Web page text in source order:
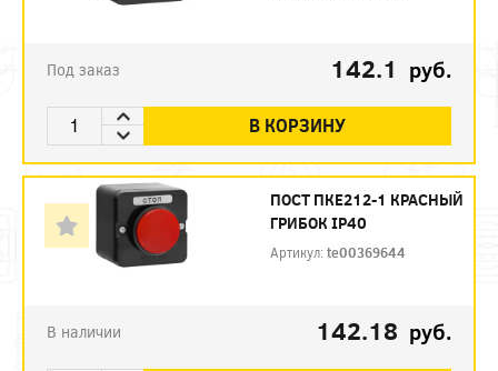
Под заказ 142.1 руб.
В КОРЗИНУ
ПОСТ ПКЕ212-1 КРАСНЫЙ
ГРИБОК IP40
Артикул:te00369644
В наличии 142.18 руб.